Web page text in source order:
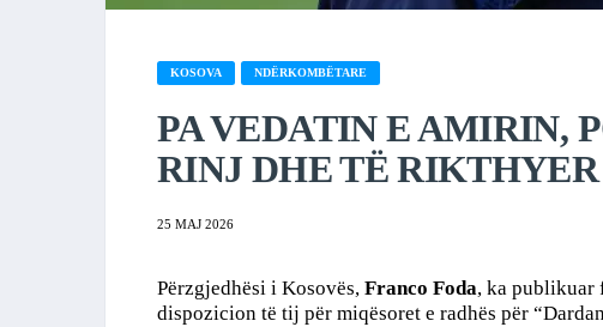
KOSOVA NDËRKOMBËTARE
PA VEDATIN E AMIRIN,
RINJ DHE TË RIKTHYER
25 MAJ 2026
Përzgjedhësi i Kosovës, Franco Foda, ka publikuar
dispozicion të tij për miqësoret e radhës për